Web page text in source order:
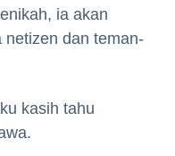
ia akan
netizen dan teman-
kasih tahu